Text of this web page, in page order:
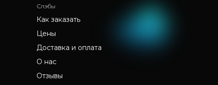
О нас
Отзывы
Как заказать
Слэбы
Доставка и оплата
Цены